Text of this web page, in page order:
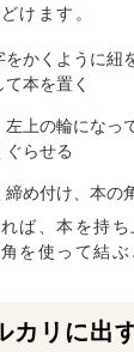
けます。
をかくように紐
本を置く
左上の輪になっ
ぐらせる
め付け、本の
ば、本を持
を使って結
カリに出